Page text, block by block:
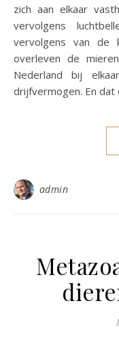
zich aan elkaar
vervolgens
vervolgens van de
overleven de
Nederland bij
drijfvermogen. En dat
admin